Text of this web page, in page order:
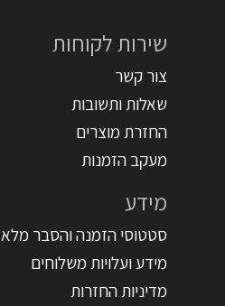
שירות לקוחות
צור קשר
שאלות ותשובות
החזרת מוצרים
מעקב הזמנות
מידע
סטטוסי הזמנה והסבר מלא
מידע ועלויות משלוחים
מדיניות החזרות